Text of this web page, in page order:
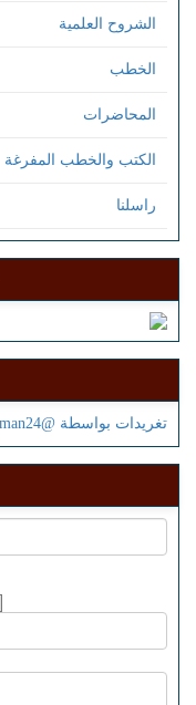
الشروح العلمية
الخطب
المحاضرات
الكتب والخطب المفرغة
راسلنا
تغريدات بواسطة @solyman24